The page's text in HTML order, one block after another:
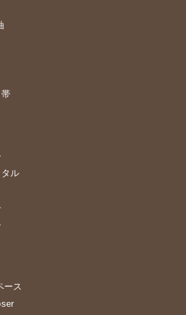
ル
ース